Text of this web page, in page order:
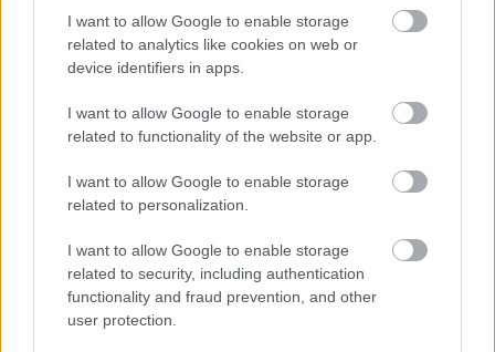
I want to allow Google to enable storage
related to analytics like cookies on web or
device identifiers in apps.
I want to allow Google to enable storage
related to functionality of the website or app.
I want to allow Google to enable storage
related to personalization.
I want to allow Google to enable storage
related to security, including authentication
functionality and fraud prevention, and other
user protection.
Pálinka - Első Balaton Open
Wine T. Ester•2018. április 17.